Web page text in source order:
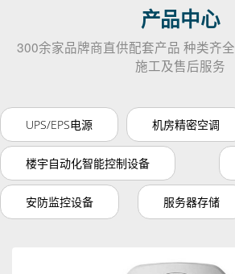
产品中心
300余家品牌商直供配套产品 种类齐
施工及售后服务
UPS/EPS电源 机房精密空调
楼宇自动化智能控制设备
安防监控设备 服务器存储